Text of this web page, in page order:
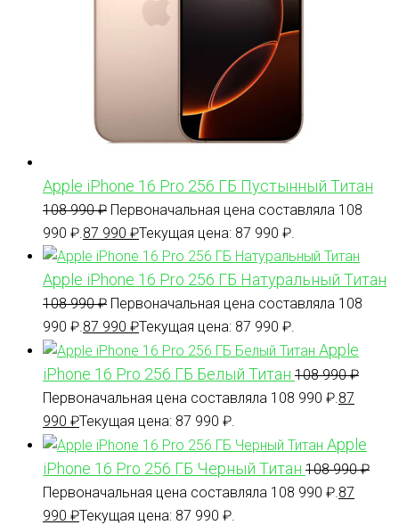
Apple iPhone 16 Pro 256 ГБ Пустынный Титан
108 990₽ Первоначальная цена составляла 108
990 ₽. 87 990 ₽Текущая цена: 87 990 ₽.
Apple iPhone 16 Pro 256 ГБ Натуральный Титан
108 990₽ Первоначальная цена составляла 108
990 ₽. 87 990 ₽Текущая цена: 87 990 ₽.
Apple
iPhone 16 Pro 256 ГБ Белый Титан 108 990₽
Первоначальная цена составляла 108 990 ₽. 87
990 ₽Текущая цена: 87 990 ₽.
Apple
iPhone 16 Pro 256 ГБ Черный Титан 108 990₽
Первоначальная цена составляла 108 990 ₽. 87
990 ₽Текущая цена: 87 990 ₽.